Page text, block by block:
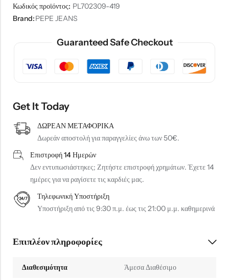
Κωδικός προϊόντος: PL702309-419
Brand:PEPE JEANS
Guaranteed Safe Checkout
Get It Today
ΔΩΡΕΑΝ ΜΕΤΑΦΟΡΙΚΑ
Δωρεάν αποστολή για παραγγελίες άνω των 50€.
Επιστροφή 14 Ημερών
Δεν εντυπωσιάστηκες; Ζητήστε επιστροφή χρημάτων. Έχετε 14
ημέρες για να ραγίσετε τις καρδιές μας.
Τηλεφωνική Υποστήριξη
Υποστήριξη από τις 9:30 π.μ. έως τις 21:00 μ.μ. καθημερινά
Επιπλέον πληροφορίες
Διαθεσιμότητα Άμεσα Διαθέσιμο